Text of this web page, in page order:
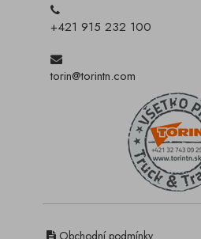
+421 915 232 100
torin@torintn.com
Obchodní podmínky